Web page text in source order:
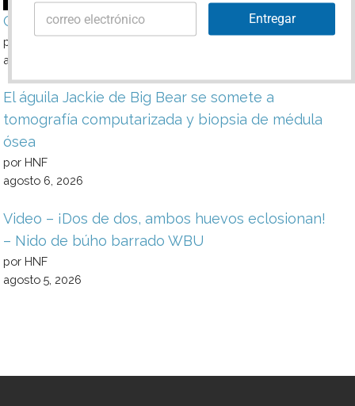
CÁMARAS EN VIVO DE STURGIS – RALLY 2024
por HNF
agosto 6, 2026
El águila Jackie de Big Bear se somete a
tomografía computarizada y biopsia de médula
ósea
por HNF
agosto 6, 2026
Video – ¡Dos de dos, ambos huevos eclosionan!
– Nido de búho barrado WBU
por HNF
agosto 5, 2026
m
a
i
E
m
a
E
a
*
Entregar